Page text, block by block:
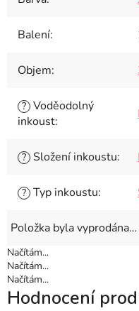
Balení:
Objem:
? Voděodolný
inkoust:
? Složení inkoustu:
? Typ inkoustu:
Položka byla vyprodána…
Načítám...
Načítám...
Načítám...
Hodnocení